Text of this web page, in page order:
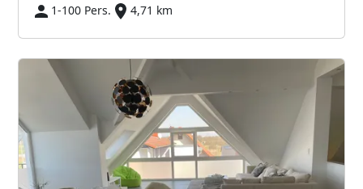
1-100 Pers.
4,71 km